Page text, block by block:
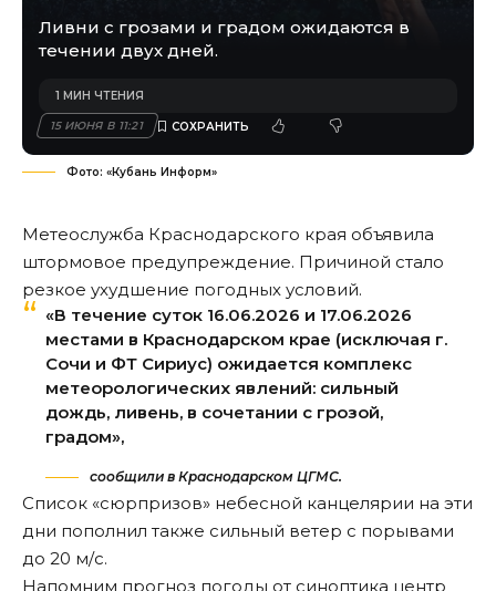
Ливни с грозами и градом ожидаются в
течении двух дней.
15 ИЮНЯ В 11:21
1 МИН ЧТЕНИЯ
Фото: «Кубань Информ»
Метеослужба Краснодарского края объявила
штормовое предупреждение. Причиной стало
резкое ухудшение погодных условий.
«В течение суток 16.06.2026 и 17.06.2026
местами в Краснодарском крае (исключая г.
Сочи и ФТ Сириус) ожидается комплекс
метеорологических явлений: сильный
дождь, ливень, в сочетании с грозой,
градом»,
сообщили в Краснодарском ЦГМС.
Список «сюрпризов» небесной канцелярии на эти
дни пополнил также сильный ветер с порывами
до 20 м/с.
Напомним прогноз погоды от синоптика центр